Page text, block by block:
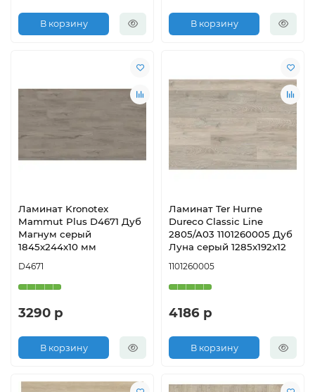
В корзину В корзину
Ламинат Kronotex
Mammut Plus D4671 Дуб
Магнум серый
1845х244х10 мм
D4671
3290 р
В корзину
Ламинат Ter Hurne
Dureco Classic Line
2805/A03 1101260005 Дуб
Луна серый 1285x192x12
1101260005
4186 р
В корзину